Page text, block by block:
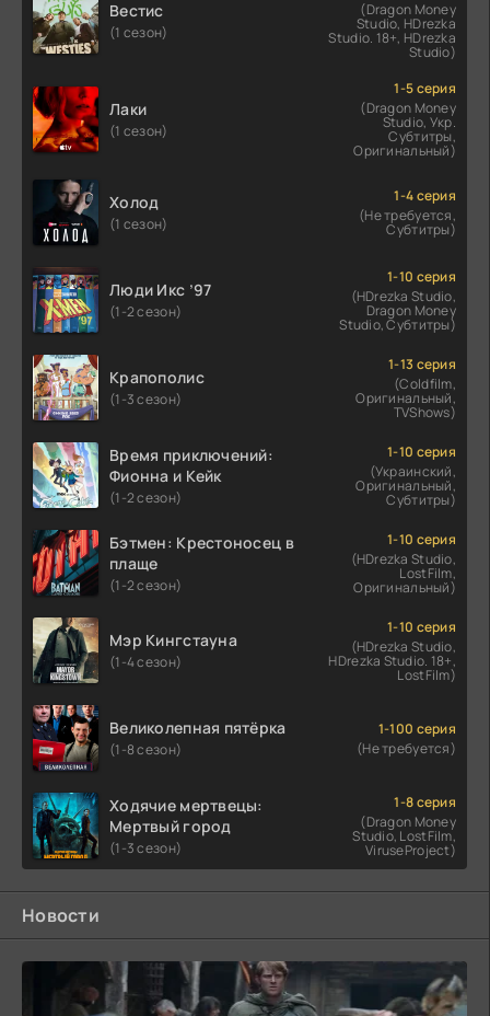
Вестис
(1 сезон)
(Dragon Money
Studio, HDrezka
Studio. 18+, HDrezka
Studio)
Лаки
(1 сезон)
1-5 серия
(Dragon Money
Studio, Укр.
Субтитры,
Оригинальный)
Холод
(1 сезон)
1-4 серия
(Не требуется,
Субтитры)
Люди Икс ’97
(1-2 сезон)
1-10 серия
(HDrezka Studio,
Dragon Money
Studio, Субтитры)
Крапополис
(1-3 сезон)
1-13 серия
(Coldfilm,
Оригинальный,
TVShows)
Время приключений:
Фионна и Кейк
(1-2 сезон)
1-10 серия
(Украинский,
Оригинальный,
Субтитры)
Бэтмен: Крестоносец в
плаще
(1-2 сезон)
1-10 серия
(HDrezka Studio,
LostFilm,
Оригинальный)
Мэр Кингстауна
(1-4 сезон)
1-10 серия
(HDrezka Studio,
HDrezka Studio. 18+,
LostFilm)
Великолепная пятёрка
(1-8 сезон)
1-100 серия
(Не требуется)
Ходячие мертвецы:
Мертвый город
(1-3 сезон)
1-8 серия
(Dragon Money
Studio, LostFilm,
ViruseProject)
Новости